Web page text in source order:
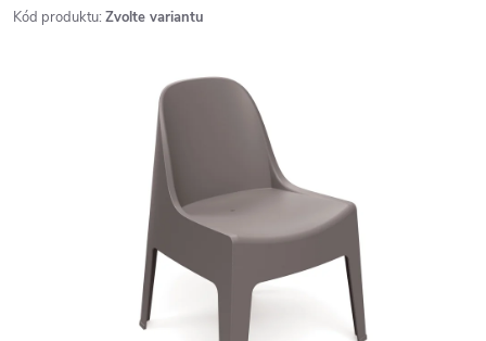
Kód produktu: Zvolte variantu